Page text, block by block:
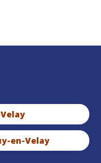
en-Velay